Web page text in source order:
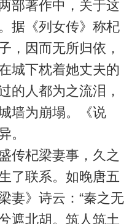
部著作中，关于这
据《列女传》称杞
，因而无所归依，
城下枕着她丈夫的
的人都为之流泪，
墙为崩塌。《说
。
杞梁妻事，久之
了联系。如晚唐五
妻》诗云：“秦之无
遮北胡。筑人筑土